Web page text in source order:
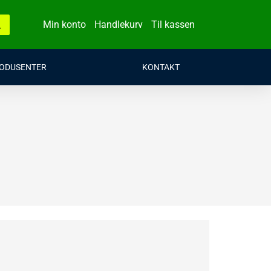
Min konto Handlekurv Til kassen
KONTAKT